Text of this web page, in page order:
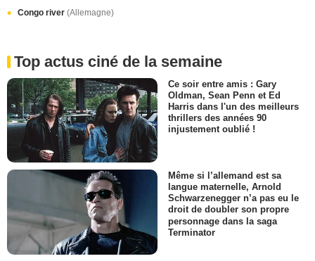
Congo river (Allemagne)
Top actus ciné de la semaine
Ce soir entre amis : Gary
Oldman, Sean Penn et Ed
Harris dans l'un des meilleurs
thrillers des années 90
injustement oublié !
Même si l’allemand est sa
langue maternelle, Arnold
Schwarzenegger n’a pas eu le
droit de doubler son propre
personnage dans la saga
Terminator